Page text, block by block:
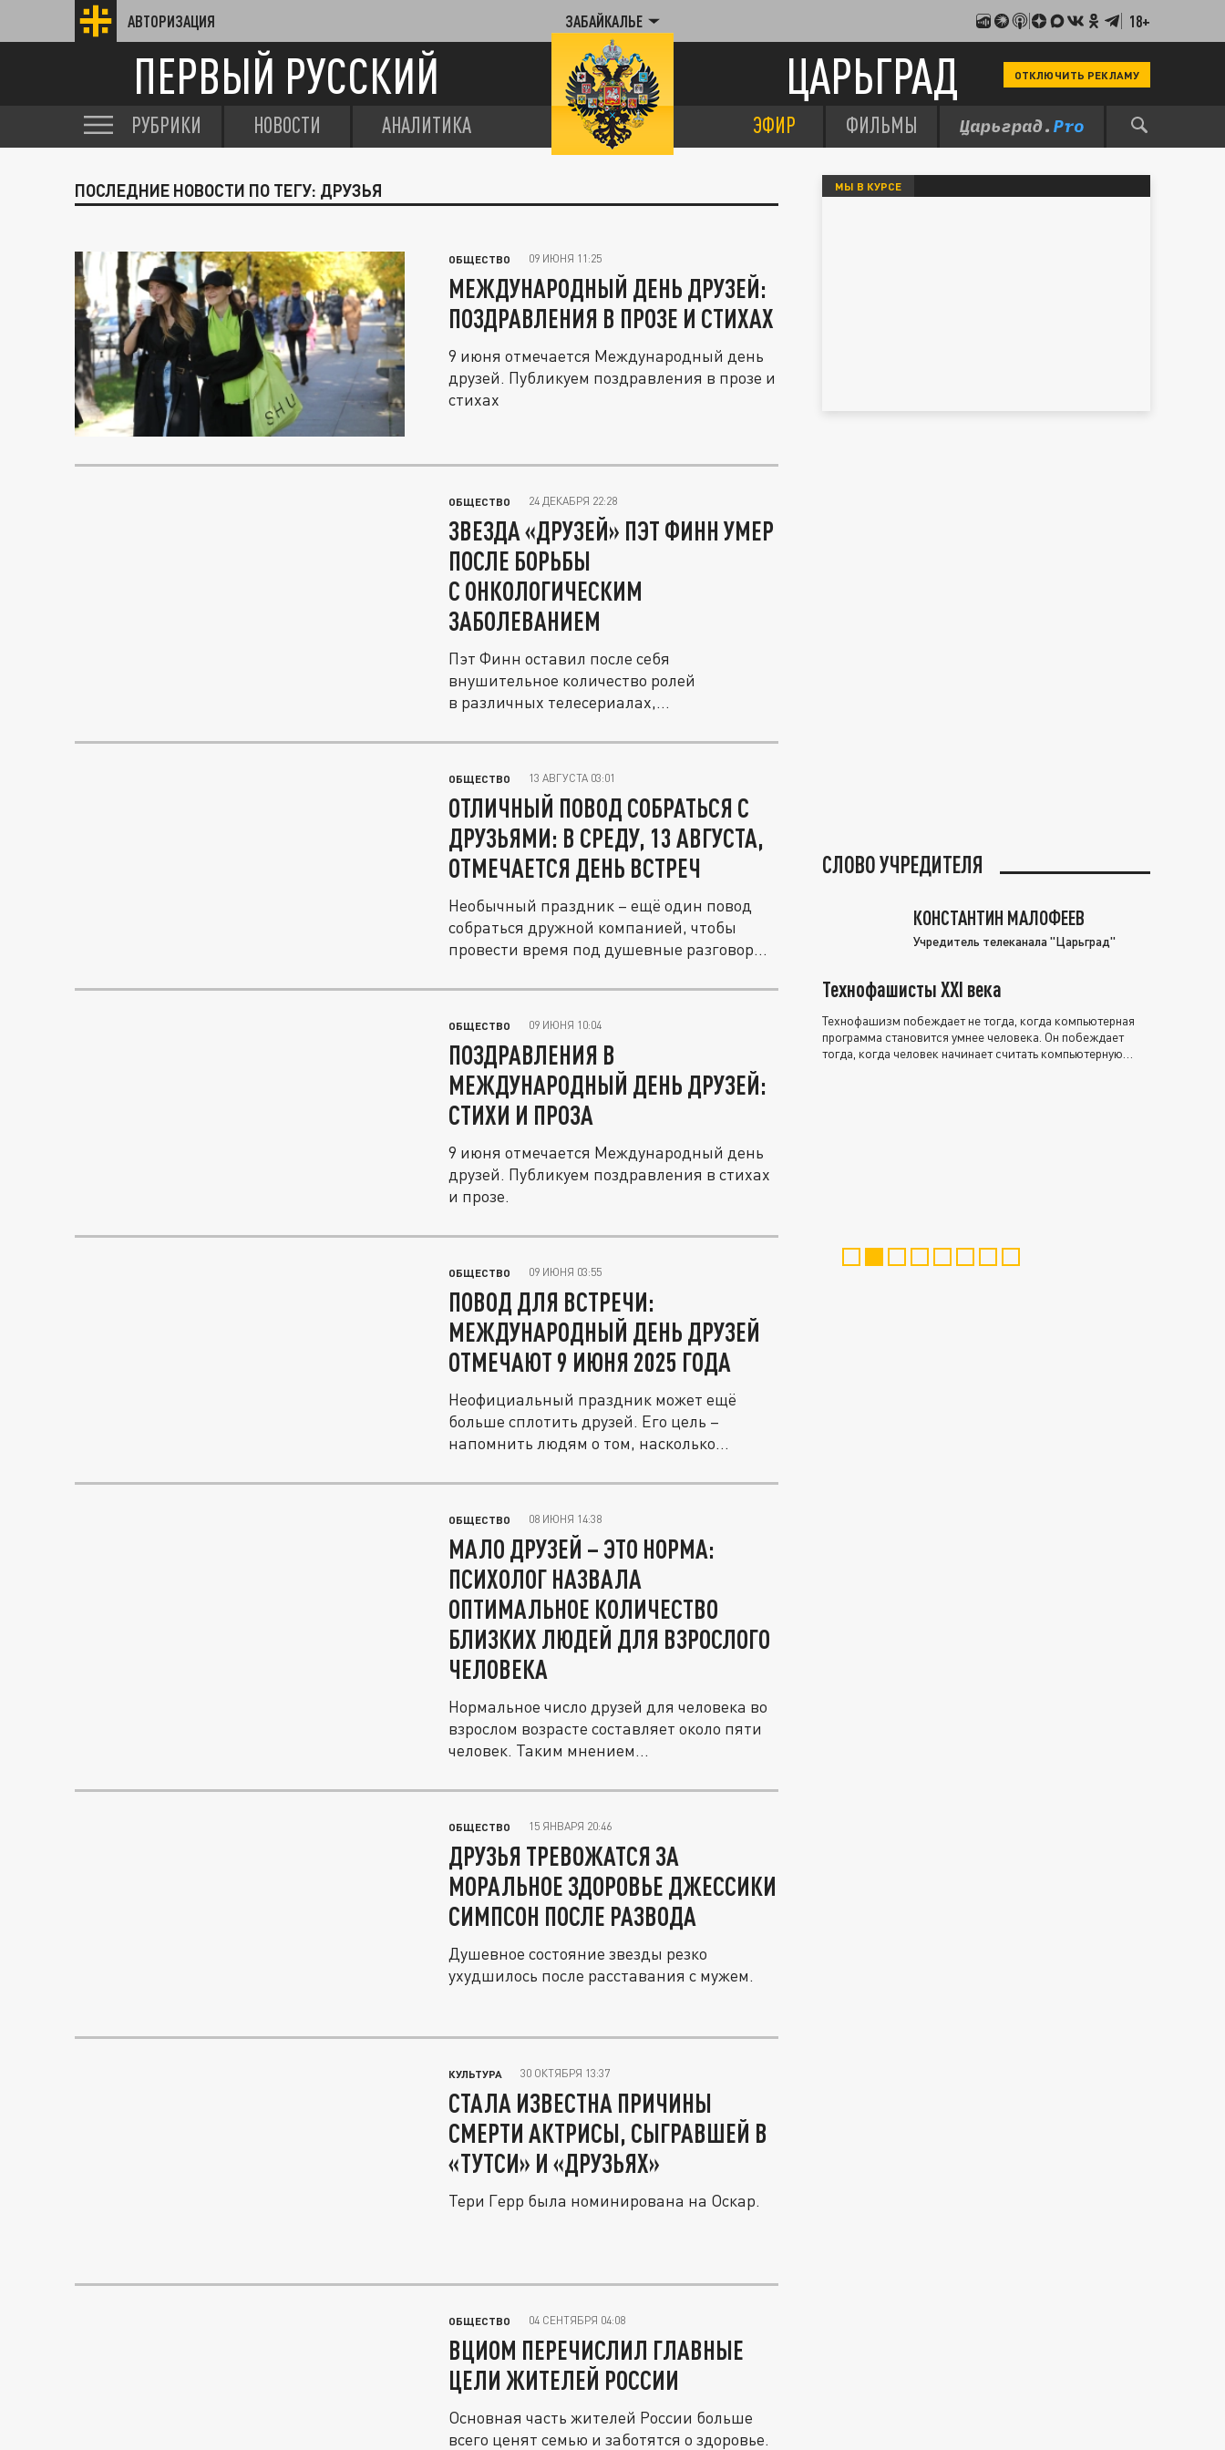
АВТОРИЗАЦИЯ ЗАБАЙКАЛЬЕ 18+
ПЕРВЫЙ РУССКИЙ ЦАРЬГРАД ОТКЛЮЧИТЬ РЕКЛАМУ
РУБРИКИ НОВОСТИ АНАЛИТИКА ЭФИР ФИЛЬМЫ
ПОСЛЕДНИЕ НОВОСТИ ПО ТЕГУ: ДРУЗЬЯ
ОБЩЕСТВО 09 ИЮНЯ 11:25
МЕЖДУНАРОДНЫЙ ДЕНЬ ДРУЗЕЙ:
ПОЗДРАВЛЕНИЯ В ПРОЗЕ И СТИХАХ
9 июня отмечается Международный день
друзей. Публикуем поздравления в прозе и
стихах
ОБЩЕСТВО 24 ДЕКАБРЯ 22:28
ЗВЕЗДА «ДРУЗЕЙ» ПЭТ ФИНН УМЕР
ПОСЛЕ БОРЬБЫ
С ОНКОЛОГИЧЕСКИМ
ЗАБОЛЕВАНИЕМ
Пэт Финн оставил после себя
внушительное количество ролей
в различных телесериалах,
ОБЩЕСТВО 13 АВГУСТА 03:01
ОТЛИЧНЫЙ ПОВОД СОБРАТЬСЯ С
ДРУЗЬЯМИ: В СРЕДУ, 13 АВГУСТА,
ОТМЕЧАЕТСЯ ДЕНЬ ВСТРЕЧ
Необычный праздник – ещё один повод
собраться дружной компанией, чтобы
провести время под душевные разговоры
ОБЩЕСТВО 09 ИЮНЯ 10:04
ПОЗДРАВЛЕНИЯ В
МЕЖДУНАРОДНЫЙ ДЕНЬ ДРУЗЕЙ:
СТИХИ И ПРОЗА
9 июня отмечается Международный день
друзей. Публикуем поздравления в стихах
и прозе.
ОБЩЕСТВО 09 ИЮНЯ 03:55
ПОВОД ДЛЯ ВСТРЕЧИ:
МЕЖДУНАРОДНЫЙ ДЕНЬ ДРУЗЕЙ
ОТМЕЧАЮТ 9 ИЮНЯ 2025 ГОДА
Неофициальный праздник может ещё
больше сплотить друзей. Его цель –
напомнить людям о том, насколько
ОБЩЕСТВО 08 ИЮНЯ 14:38
МАЛО ДРУЗЕЙ – ЭТО НОРМА:
ПСИХОЛОГ НАЗВАЛА
ОПТИМАЛЬНОЕ КОЛИЧЕСТВО
БЛИЗКИХ ЛЮДЕЙ ДЛЯ ВЗРОСЛОГО
ЧЕЛОВЕКА
Нормальное число друзей для человека во
взрослом возрасте составляет около пяти
человек. Таким мнением...
ОБЩЕСТВО 15 ЯНВАРЯ 20:46
ДРУЗЬЯ ТРЕВОЖАТСЯ ЗА
МОРАЛЬНОЕ ЗДОРОВЬЕ ДЖЕССИКИ
СИМПСОН ПОСЛЕ РАЗВОДА
Душевное состояние звезды резко
ухудшилось после расставания с мужем.
КУЛЬТУРА 30 ОКТЯБРЯ 13:37
СТАЛА ИЗВЕСТНА ПРИЧИНЫ
СМЕРТИ АКТРИСЫ, СЫГРАВШЕЙ В
«ТУТСИ» И «ДРУЗЬЯХ»
Тери Герр была номинирована на Оскар.
ОБЩЕСТВО 04 СЕНТЯБРЯ 04:08
ВЦИОМ ПЕРЕЧИСЛИЛ ГЛАВНЫЕ
ЦЕЛИ ЖИТЕЛЕЙ РОССИИ
Основная часть жителей России больше
всего ценят семью и заботятся о здоровье.
МЫ В КУРСЕ
СЛОВО УЧРЕДИТЕЛЯ
КОНСТАНТИН МАЛОФЕЕВ
Учредитель телеканала "Царьград"
Технофашисты XXI века
Технофашизм побеждает не тогда, когда компьютерная
программа становится умнее человека. Он побеждает
тогда, когда человек начинает считать компьютерную